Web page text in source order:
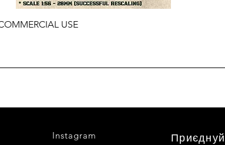
USE
Instagram